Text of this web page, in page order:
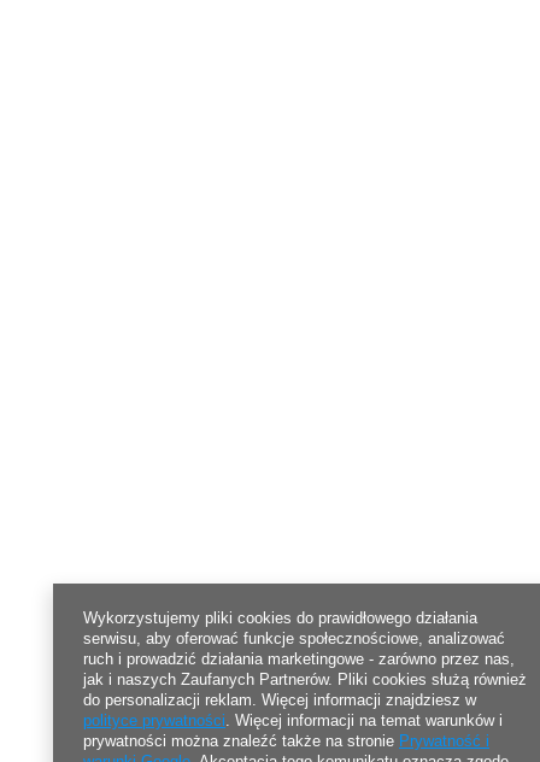
Wykorzystujemy pliki cookies do prawidłowego działania
serwisu, aby oferować funkcje społecznościowe, analizować
ruch i prowadzić działania marketingowe - zarówno przez nas,
jak i naszych Zaufanych Partnerów. Pliki cookies służą również
do personalizacji reklam. Więcej informacji znajdziesz w
polityce prywatności. Więcej informacji na temat warunków i
prywatności można znaleźć także na stronie Prywatność i